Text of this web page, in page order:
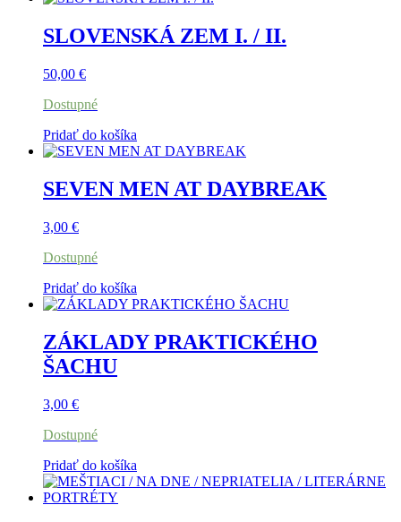
SLOVENSKÁ ZEM I. / II.
50,00 €
Dostupné
Pridať do košíka
SEVEN MEN AT DAYBREAK
3,00 €
Dostupné
Pridať do košíka
ZÁKLADY PRAKTICKÉHO
ŠACHU
3,00 €
Dostupné
Pridať do košíka